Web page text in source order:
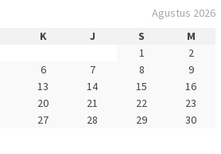
Agustus 2026
K J S
M
1
2
6 7 8
9
13 14 15
16
20 21 22
23
27 28 29
30